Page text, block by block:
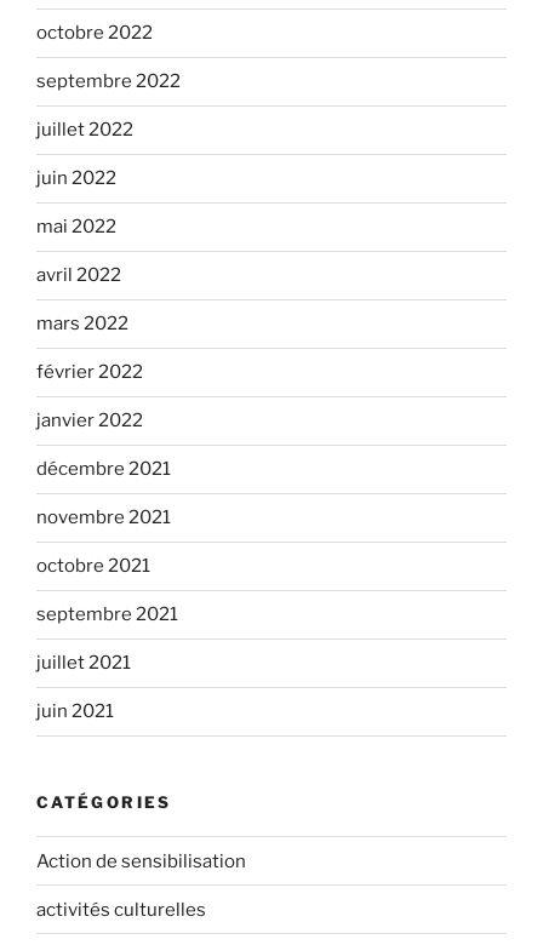
octobre 2022
septembre 2022
juillet 2022
juin 2022
mai 2022
avril 2022
mars 2022
février 2022
janvier 2022
décembre 2021
novembre 2021
octobre 2021
septembre 2021
juillet 2021
juin 2021
CATÉGORIES
Action de sensibilisation
activités culturelles